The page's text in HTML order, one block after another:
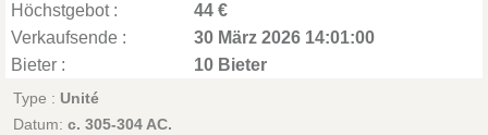
Höchstgebot :
44 €
Verkaufsende :
30 März 2026 14:01:00
Bieter :
10 Bieter
Type : Unité
Datum: c. 305-304 AC.